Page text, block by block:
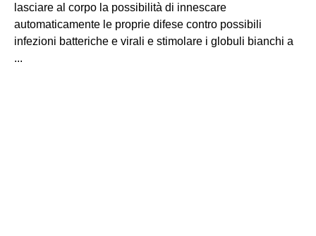
lasciare al corpo la possibilità di innescare
automaticamente le proprie difese contro possibili
infezioni batteriche e virali e stimolare i globuli bianchi a
...